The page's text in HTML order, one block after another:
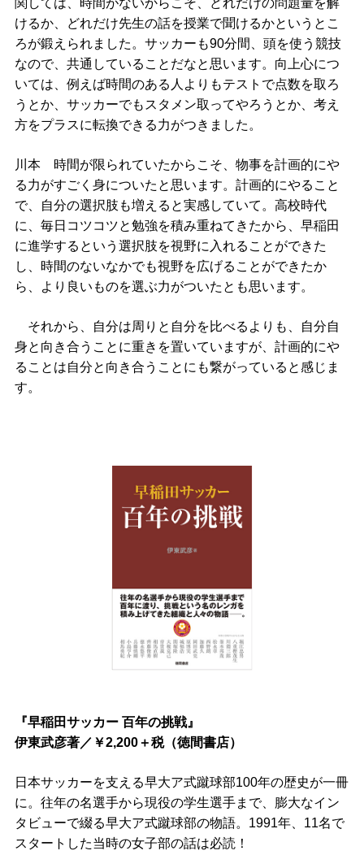
関しては、時間がないからこそ、どれだけの問題量を解
けるか、どれだけ先生の話を授業で聞けるかというとこ
ろが鍛えられました。サッカーも90分間、頭を使う競技
なので、共通していることだなと思います。向上心につ
いては、例えば時間のある人よりもテストで点数を取ろ
うとか、サッカーでもスタメン取ってやろうとか、考え
方をプラスに転換できる力がつきました。
川本 時間が限られていたからこそ、物事を計画的にや
る力がすごく身についたと思います。計画的にやること
で、自分の選択肢も増えると実感していて。高校時代
に、毎日コツコツと勉強を積み重ねてきたから、早稲田
に進学するという選択肢を視野に入れることができた
し、時間のないなかでも視野を広げることができたか
ら、より良いものを選ぶ力がついたとも思います。
それから、自分は周りと自分を比べるよりも、自分自
身と向き合うことに重きを置いていますが、計画的にや
ることは自分と向き合うことにも繋がっていると感じま
す。
『早稲田サッカー 百年の挑戦』
伊東武彦著／￥2,200＋税（徳間書店）
日本サッカーを支える早大ア式蹴球部100年の歴史が一冊
に。往年の名選手から現役の学生選手まで、膨大なイン
タビューで綴る早大ア式蹴球部の物語。1991年、11名で
スタートした当時の女子部の話は必読！